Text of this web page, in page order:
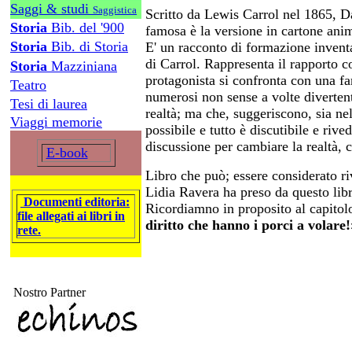
Saggi & studi Saggistica
Storia Bib. del '900
Storia Bib. di Storia
Storia Mazziniana
Teatro
Tesi di laurea
Viaggi memorie
E-book
Documenti editoria:
file allegati ai libri in
rete.
Nostro Partner
Scritto da Lewis Carrol nel 1865,
famosa è la versione in cartone
E' un racconto di formazione
di Carrol. Rappresenta il rapporto
protagonista si confronta con una
numerosi non sense a volte
realtà; ma che, suggeriscono, sia
possibile e tutto è discutibile e
discussione per cambiare la realtà,
Libro che può; essere considerato
Lidia Ravera ha preso da questo
Ricordiamno in proposito al
diritto che hanno i porci a volare!